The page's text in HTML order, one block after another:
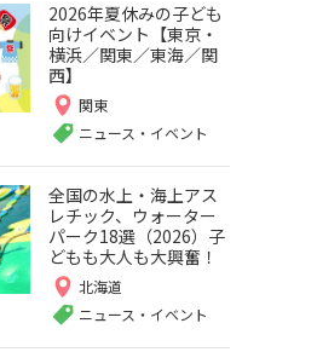
2026年夏休みの子ども
向けイベント【東京・
横浜／関東／東海／関
西】
関東
ニュース・イベント
全国の水上・海上アス
レチック、ウォーター
パーク18選（2026）子
どもも大人も大興奮！
北海道
ニュース・イベント